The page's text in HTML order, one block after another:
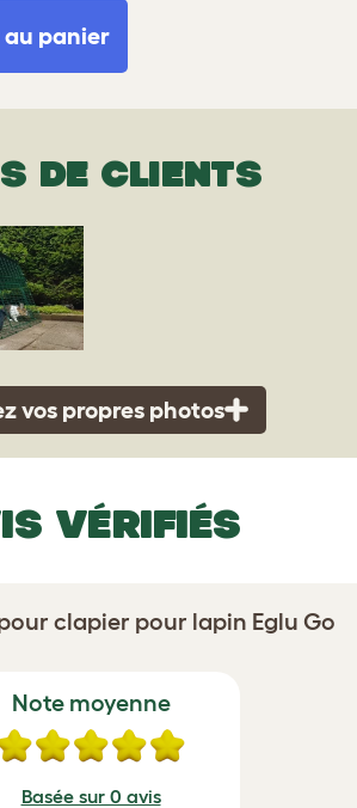
panier
DE CLIENTS
vos propres photos
VÉRIFIÉS
clapier pour lapin Eglu Go
Note moyenne
Basée sur 0 avis